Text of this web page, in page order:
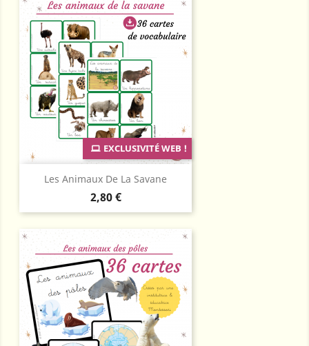
Les Animaux De La Savane
Prix
2,80 €
EXCLUSIVITÉ WEB !